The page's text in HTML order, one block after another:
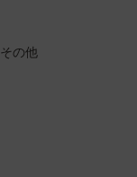
その他